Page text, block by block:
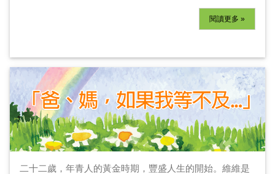
閱讀更多 »
二十二歲，年青人的黃金時期，豐盛人生的開始。維維是